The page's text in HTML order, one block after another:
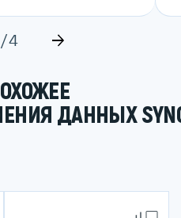
4
ДАННЫХ